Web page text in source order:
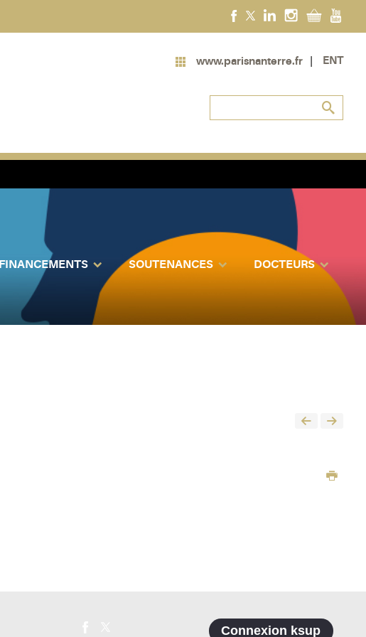
www.parisnanterre.fr ENT
FINANCEMENTS SOUTENANCES DOCTEURS
Connexion ksup